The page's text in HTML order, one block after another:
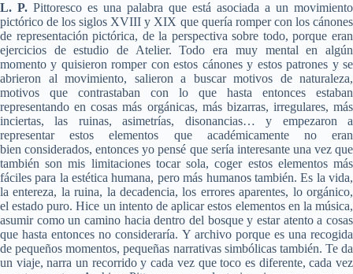
L. P. Pittoresco es una palabra que está asociada a un movimiento
pictórico de los siglos XVIII y XIX que quería romper con los cánones
de representación pictórica, de la perspectiva sobre todo, porque eran
ejercicios de estudio de Atelier. Todo era muy mental en algún
momento y quisieron romper con estos cánones y estos patrones y se
abrieron al movimiento, salieron a buscar motivos de naturaleza,
motivos que contrastaban con lo que hasta entonces estaban
representando en cosas más orgánicas, más bizarras, irregulares, más
inciertas, las ruinas, asimetrías, disonancias… y empezaron a
representar estos elementos que académicamente no eran
bien considerados, entonces yo pensé que sería interesante una vez que
también son mis limitaciones tocar sola, coger estos elementos más
fáciles para la estética humana, pero más humanos también. Es la vida,
la entereza, la ruina, la decadencia, los errores aparentes, lo orgánico,
el estado puro. Hice un intento de aplicar estos elementos en la música,
asumir como un camino hacia dentro del bosque y estar atento a cosas
que hasta entonces no consideraría. Y archivo porque es una recogida
de pequeños momentos, pequeñas narrativas simbólicas también. Te da
un viaje, narra un recorrido y cada vez que toco es diferente, cada vez